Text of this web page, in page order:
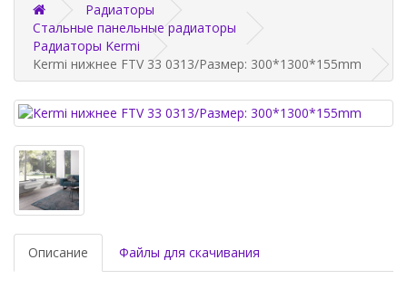
Радиаторы
Стальные панельные радиаторы
Радиаторы Kermi
Kermi нижнее FTV 33 0313/Размер: 300*1300*155mm
Описание Файлы для скачивания